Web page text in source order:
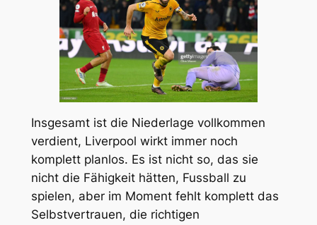
Insgesamt ist die Niederlage vollkommen
verdient, Liverpool wirkt immer noch
komplett planlos. Es ist nicht so, das sie
nicht die Fähigkeit hätten, Fussball zu
spielen, aber im Moment fehlt komplett das
Selbstvertrauen, die richtigen